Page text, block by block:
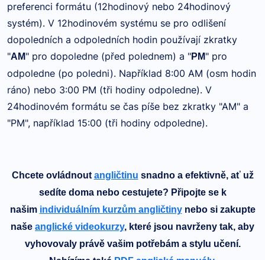
preferenci formátu (12hodinový nebo 24hodinový
systém). V 12hodinovém systému se pro odlišení
dopoledních a odpoledních hodin používají zkratky
"AM" pro dopoledne (před polednem) a "PM" pro
odpoledne (po poledni). Například 8:00 AM (osm hodin
ráno) nebo 3:00 PM (tři hodiny odpoledne). V
24hodinovém formátu se čas píše bez zkratky "AM" a
"PM", například 15:00 (tři hodiny odpoledne).
Chcete ovládnout angličtinu snadno a efektivně, ať už
sedíte doma nebo cestujete? Připojte se k
našim individuálním kurzům angličtinynebo si zakupte
naše anglické videokurzy, které jsou navrženy tak, aby
vyhovovaly právě vašim potřebám a stylu učení.